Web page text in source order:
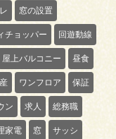
窓の設置
チョッパー 回遊動線
屋上バルコニー 昼食
ワンフロア 保証
ン 求人 総務職
家電 窓 サッシ